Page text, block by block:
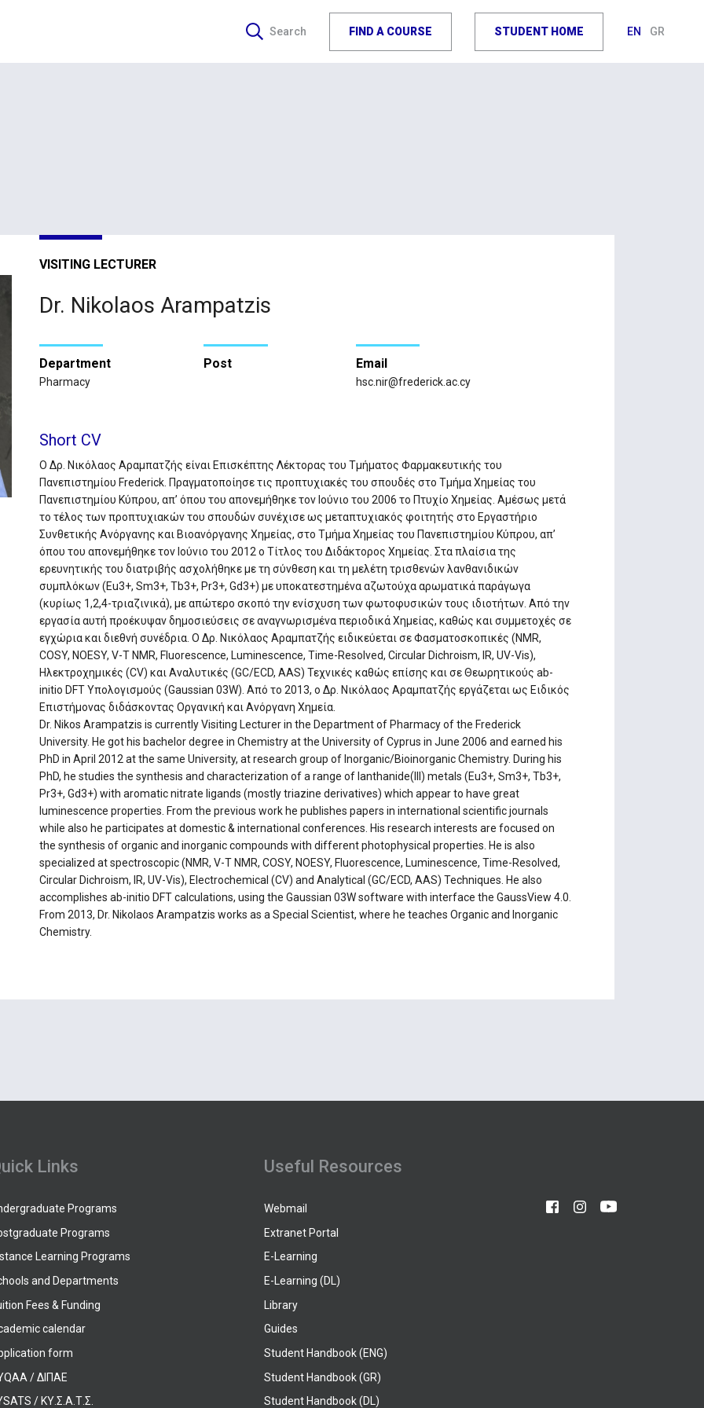
Search FIND A COURSE STUDENT HOME EN GR
VISITING LECTURER
Dr. Nikolaos Arampatzis
Department
Pharmacy
Post Email
hsc.nir@frederick.ac.cy
Short CV
O Δρ. Νικόλαος Αραμπατζής είναι Επισκέπτης Λέκτορας του Τμήματος Φαρμακευτικής του
Πανεπιστημίου Frederick. Πραγματοποίησε τις προπτυχιακές του σπουδές στο Τμήμα Χημείας του
Πανεπιστημίου Κύπρου, απ’ όπου του απονεμήθηκε τον Ιούνιο του 2006 το Πτυχίο Χημείας. Αμέσως μετά
το τέλος των προπτυχιακών του σπουδών συνέχισε ως μεταπτυχιακός φοιτητής στο Εργαστήριο
Συνθετικής Ανόργανης και Βιοανόργανης Χημείας, στο Τμήμα Χημείας του Πανεπιστημίου Κύπρου, απ’
όπου του απονεμήθηκε τον Ιούνιο του 2012 ο Τίτλος του Διδάκτορος Χημείας. Στα πλαίσια της
ερευνητικής του διατριβής ασχολήθηκε με τη σύνθεση και τη μελέτη τρισθενών λανθανιδικών
συμπλόκων (Eu3+, Sm3+, Tb3+, Pr3+, Gd3+) με υποκατεστημένα αζωτούχα αρωματικά παράγωγα
(κυρίως 1,2,4-τριαζινικά), με απώτερο σκοπό την ενίσχυση των φωτοφυσικών τους ιδιοτήτων. Από την
εργασία αυτή προέκυψαν δημοσιεύσεις σε αναγνωρισμένα περιοδικά Χημείας, καθώς και συμμετοχές σε
εγχώρια και διεθνή συνέδρια. Ο Δρ. Νικόλαος Αραμπατζής ειδικεύεται σε Φασματοσκοπικές (NMR,
COSY, NOESY, V-T NMR, Fluorescence, Luminescence, Time-Resolved, Circular Dichroism, IR, UV-Vis),
Ηλεκτροχημικές (CV) και Αναλυτικές (GC/ECD, AAS) Τεχνικές καθώς επίσης και σε Θεωρητικούς ab-
initio DFT Υπολογισμούς (Gaussian 03W). Από το 2013, ο Δρ. Νικόλαος Αραμπατζής εργάζεται ως Ειδικός
Επιστήμονας διδάσκοντας Οργανική και Ανόργανη Χημεία.
Dr. Nikos Arampatzis is currently Visiting Lecturer in the Department of Pharmacy of the Frederick
University. He got his bachelor degree in Chemistry at the University of Cyprus in June 2006 and earned his
PhD in April 2012 at the same University, at research group of Inorganic/Bioinorganic Chemistry. During his
PhD, he studies the synthesis and characterization of a range of lanthanide(III) metals (Eu3+, Sm3+, Tb3+,
Pr3+, Gd3+) with aromatic nitrate ligands (mostly triazine derivatives) which appear to have great
luminescence properties. From the previous work he publishes papers in international scientific journals
while also he participates at domestic & international conferences. His research interests are focused on
the synthesis of organic and inorganic compounds with different photophysical properties. He is also
specialized at spectroscopic (NMR, V-T NMR, COSY, NOESY, Fluorescence, Luminescence, Time-Resolved,
Circular Dichroism, IR, UV-Vis), Electrochemical (CV) and Analytical (GC/ECD, AAS) Techniques. He also
accomplishes ab-initio DFT calculations, using the Gaussian 03W software with interface the GaussView 4.0.
From 2013, Dr. Nikolaos Arampatzis works as a Special Scientist, where he teaches Organic and Inorganic
Chemistry.
Links
Programs
Programs
Learning Programs
and Departments
Fees & Funding
calendar
form
/ ΔΙΠΑΕ
/ ΚΥ.Σ.Α.Τ.Σ.
Useful Resources
Webmail
Extranet Portal
E-Learning
E-Learning (DL)
Library
Guides
Student Handbook (ENG)
Student Handbook (GR)
Student Handbook (DL)